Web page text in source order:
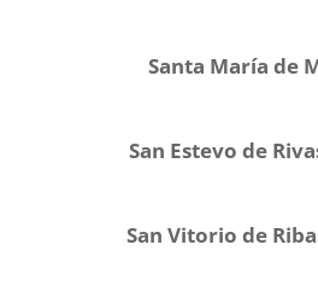
Santa María de
San Estevo de
San Vitorio de